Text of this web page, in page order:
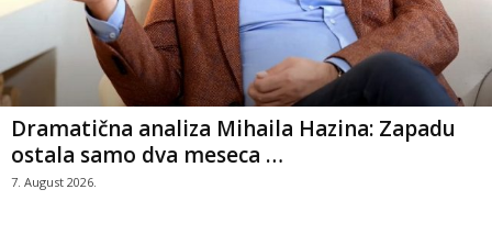
Dramatična analiza Mihaila Hazina: Zapadu
ostala samo dva meseca …
7. August 2026.